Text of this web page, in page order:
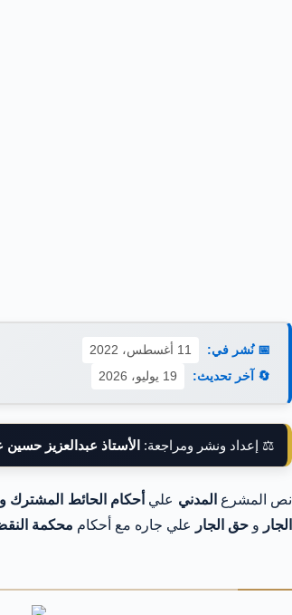
📅 نُشر في:
11 أغسطس، 2022
🔄 آخر تحديث:
19 يوليو، 2026
⚖️ إعداد ونشر ومراجعة: الأستاذ عبدالعزيز حسين
نص المشرع المدني علي أحكام الحائط المشترك
الجار و حق الجار علي جاره مع أحكام محكمة